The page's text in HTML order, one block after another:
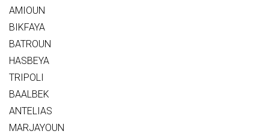
AMIOUN
BIKFAYA
BATROUN
HASBEYA
TRIPOLI
BAALBEK
ANTELIAS
MARJAYOUN